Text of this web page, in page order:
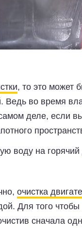
, то это может
Ведь во время
деле, если
воду на горячий
очистка
Для того
сначала